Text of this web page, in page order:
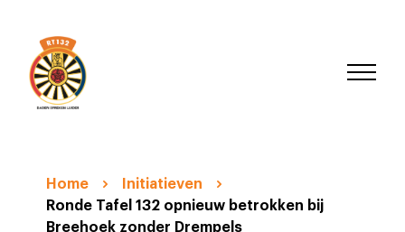
Home
Initiatieven
Ronde Tafel 132 opnieuw betrokken bij
Breehoek zonder Drempels